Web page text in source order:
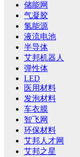
储能网
气凝胶
氢能源
液流电池
半导体
艾邦机器人
弹性体
LED
医用材料
发泡材料
车衣膜
智飞网
环保材料
艾邦人才网
艾邦之星